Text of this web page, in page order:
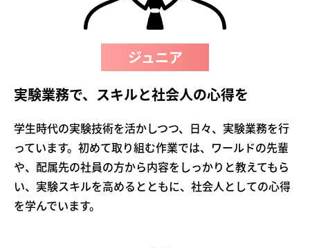
ジュニア
実験業務で、スキルと社会人の心得を
学生時代の実験技術を活かしつつ、日々、実験業務を行
っています。初めて取り組む作業では、ワールドの先輩
や、配属先の社員の方から内容をしっかりと教えてもら
い、実験スキルを高めるとともに、社会人としての心得
を学んでいます。